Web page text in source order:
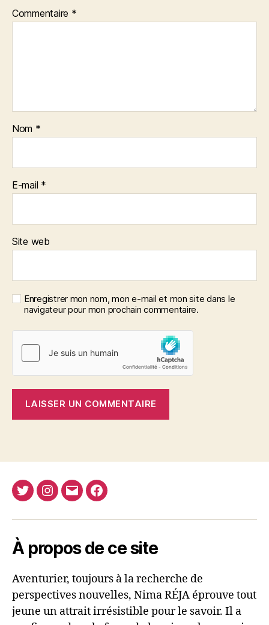
Commentaire *
Nom *
E-mail *
Site web
Enregistrer mon nom, mon e-mail et mon site dans le
navigateur pour mon prochain commentaire.
TwitterInstagram
E-
Facebook
À propos de ce site
Aventurier, toujours à la recherche de
perspectives nouvelles, Nima RÉJA éprouve tout
jeune un attrait irrésistible pour le savoir. Il a